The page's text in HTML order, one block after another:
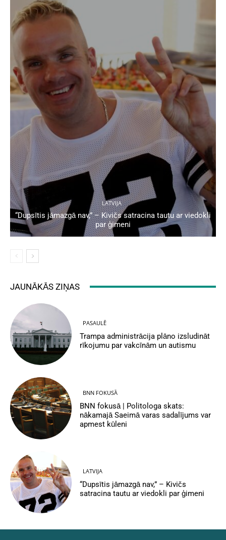
LATVIJA
“Dupsītis jāmazgā nav,” – Kivičs satracina tautu ar viedokli
par ģimeni
JAUNĀKĀS ZIŅAS
PASAULĒ
Trampa administrācija plāno izsludināt
rīkojumu par vakcīnām un autismu
BNN FOKUSĀ
BNN fokusā | Politologa skats:
nākamajā Saeimā varas sadalījums var
apmest kūleni
LATVIJA
“Dupsītis jāmazgā nav,” – Kivičs
satracina tautu ar viedokli par ģimeni